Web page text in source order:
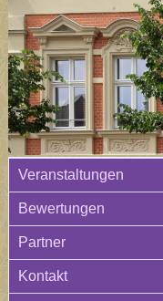
Veranstaltungen
Bewertungen
Partner
Kontakt